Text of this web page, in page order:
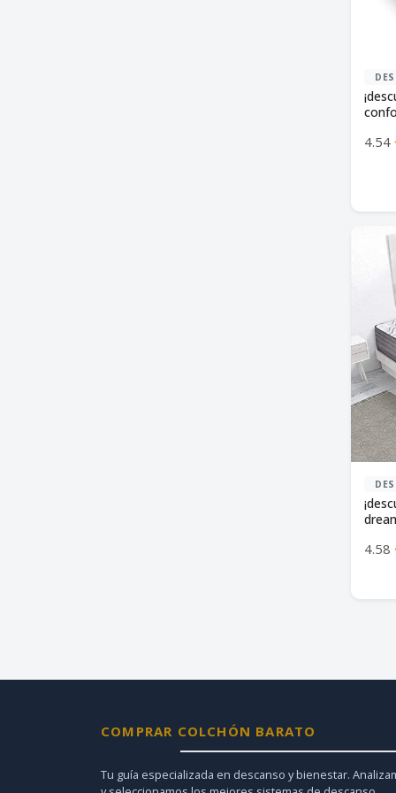
4.54
4.58
COMPRAR COLCHÓN BARATO
Tu guía especializada en descanso y bienestar.